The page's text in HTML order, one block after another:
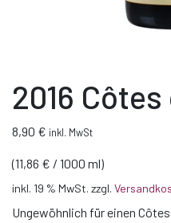
2016
8,90 € inkl. MwSt
(11,86 € / 1000 ml)
inkl. 19 % MwSt. zzgl.
Ungewöhnlich für einen